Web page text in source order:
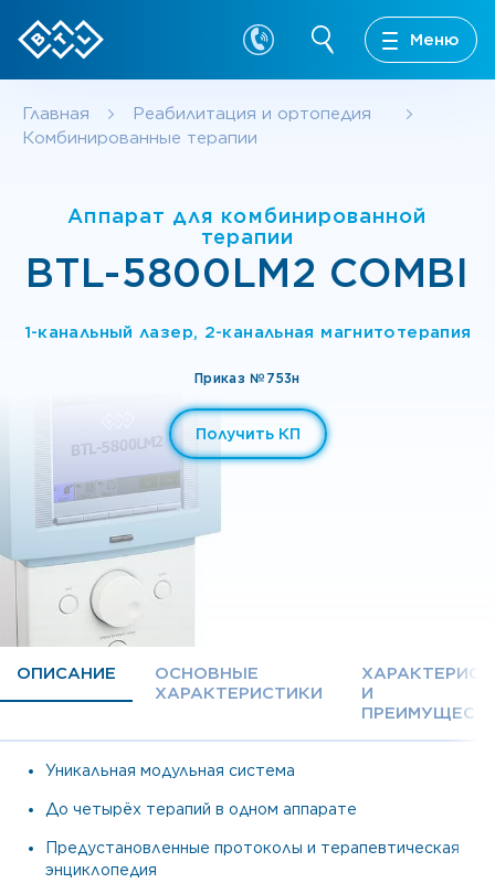
Меню
Главная
Реабилитация и ортопедия
Комбинированные терапии
Аппарат для комбинированной
терапии
BTL-5800LM2 COMBI
1-канальный лазер, 2-канальная магнитотерапия
Приказ №753н
Получить КП
ОПИСАНИЕ
ОСНОВНЫЕ
ХАРАКТЕРИСТИКИ
И
Уникальная модульная система
До четырёх терапий в одном аппарате
Предустановленные протоколы и терапевтическая
энциклопедия